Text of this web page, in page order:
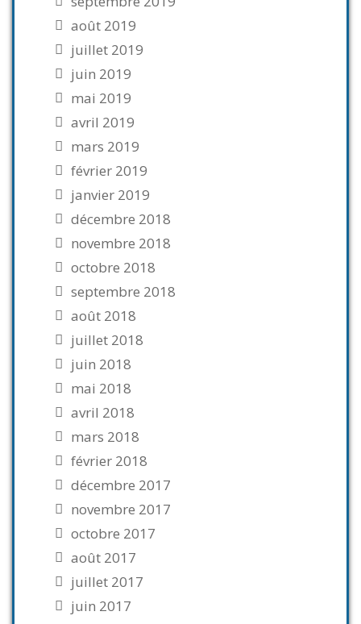
août 2019
juillet 2019
juin 2019
mai 2019
avril 2019
mars 2019
février 2019
janvier 2019
décembre 2018
novembre 2018
octobre 2018
septembre 2018
août 2018
juillet 2018
juin 2018
mai 2018
avril 2018
mars 2018
février 2018
décembre 2017
novembre 2017
octobre 2017
août 2017
juillet 2017
juin 2017